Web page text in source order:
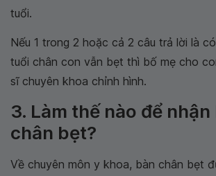
tuổi.
Nếu 1 trong 2 hoặc cả 2 câu trả lời là
tuổi chân con vẫn bẹt thì bố mẹ cho
sĩ chuyên khoa chỉnh hình.
3. Làm thế nào để
chân bẹt?
Về chuyên môn y khoa, bàn chân bẹt